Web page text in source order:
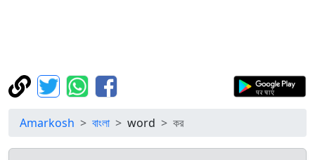
Amarkosh বাংলা word কর